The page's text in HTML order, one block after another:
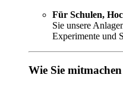
Für Schulen,
Sie unsere
Experimente und
Wie Sie